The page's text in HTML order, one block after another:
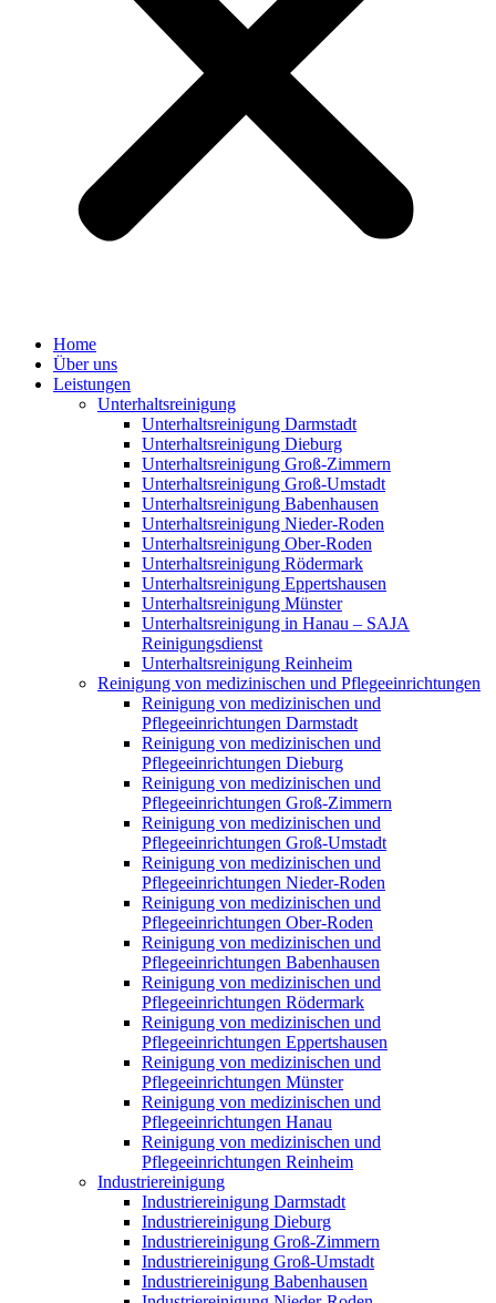
Home
Über uns
Leistungen
Unterhaltsreinigung
Unterhaltsreinigung Darmstadt
Unterhaltsreinigung Dieburg
Unterhaltsreinigung Groß-Zimmern
Unterhaltsreinigung Groß-Umstadt
Unterhaltsreinigung Babenhausen
Unterhaltsreinigung Nieder-Roden
Unterhaltsreinigung Ober-Roden
Unterhaltsreinigung Rödermark
Unterhaltsreinigung Eppertshausen
Unterhaltsreinigung Münster
Unterhaltsreinigung in Hanau – SAJA
Reinigungsdienst
Unterhaltsreinigung Reinheim
Reinigung von medizinischen und Pflegeeinrichtungen
Reinigung von medizinischen und
Pflegeeinrichtungen Darmstadt
Reinigung von medizinischen und
Pflegeeinrichtungen Dieburg
Reinigung von medizinischen und
Pflegeeinrichtungen Groß-Zimmern
Reinigung von medizinischen und
Pflegeeinrichtungen Groß-Umstadt
Reinigung von medizinischen und
Pflegeeinrichtungen Nieder-Roden
Reinigung von medizinischen und
Pflegeeinrichtungen Ober-Roden
Reinigung von medizinischen und
Pflegeeinrichtungen Babenhausen
Reinigung von medizinischen und
Pflegeeinrichtungen Rödermark
Reinigung von medizinischen und
Pflegeeinrichtungen Eppertshausen
Reinigung von medizinischen und
Pflegeeinrichtungen Münster
Reinigung von medizinischen und
Pflegeeinrichtungen Hanau
Reinigung von medizinischen und
Pflegeeinrichtungen Reinheim
Industriereinigung
Industriereinigung Darmstadt
Industriereinigung Dieburg
Industriereinigung Groß-Zimmern
Industriereinigung Groß-Umstadt
Industriereinigung Babenhausen